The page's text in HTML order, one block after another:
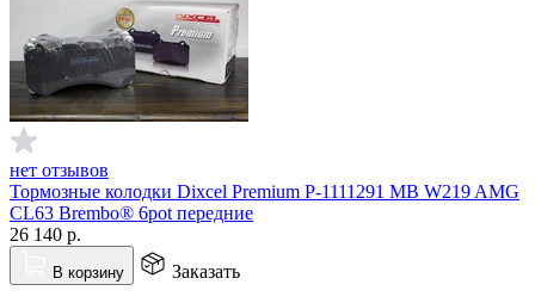
нет отзывов
Тормозные колодки Dixcel Premium P-1111291 MB W219 AMG
CL63 Brembo® 6pot передние
26 140 р.
В корзину Заказать